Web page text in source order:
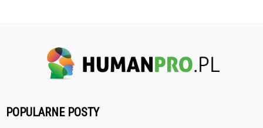
POPULARNE POSTY